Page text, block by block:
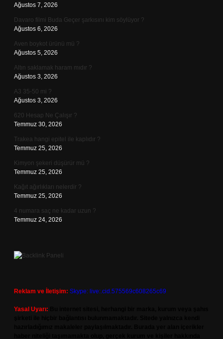
Ağustos 7, 2026
Davaro filmi Buda Geçer şarkısını kim söylüyor ?
Ağustos 6, 2026
Aven boykot ürünü mü ?
Ağustos 5, 2026
Altın saklamak haram mıdır ?
Ağustos 3, 2026
A3 35-50 mi ?
Ağustos 3, 2026
620 Hesap Ne Çalışır ?
Temmuz 30, 2026
Trakea hangi epitel ile kaplıdır ?
Temmuz 25, 2026
Kimyon şekeri düşürür mü ?
Temmuz 25, 2026
Kağıt ağırlıkları nelerdir ?
Temmuz 25, 2026
4 numara saç ne kadar uzun ?
Temmuz 24, 2026
Reklam ve İletişim: Skype: live:.cid.575569c608265c69
Yasal Uyarı: